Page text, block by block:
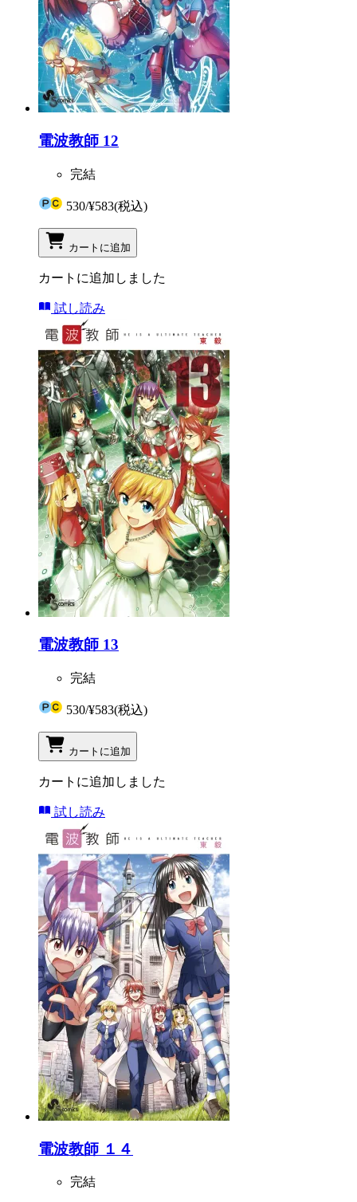
電波教師 12
完結
530/¥583(税込)
カートに追加
カートに追加しました
試し読み
電波教師 13
完結
530/¥583(税込)
カートに追加
カートに追加しました
試し読み
電波教師 １４
完結